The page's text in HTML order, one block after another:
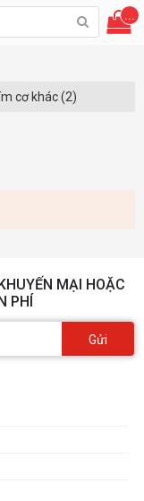
...
cơ khác (2)
MẠI HOẶC
PHÍ
Gửi